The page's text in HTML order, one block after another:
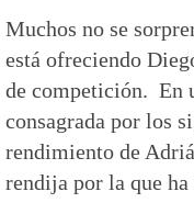
Muchos no se
está ofreciendo
de competición. En
consagrada por los
rendimiento de
rendija por la que